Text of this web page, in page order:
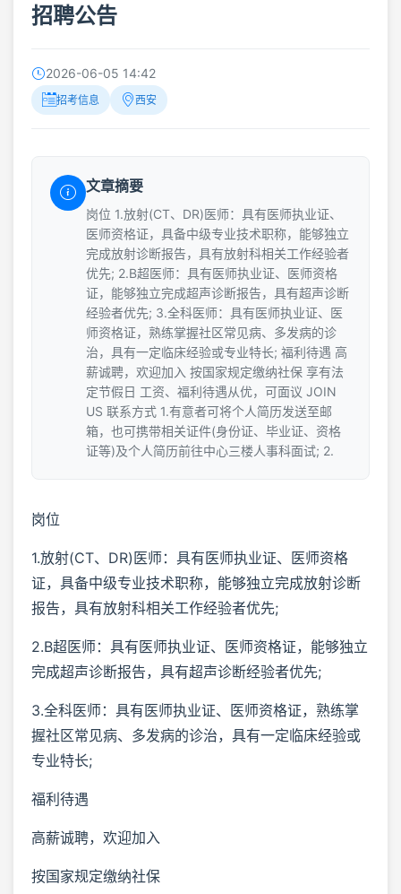
招聘公告
2026-06-05 14:42
招考信息 西安
文章摘要
岗位 1.放射(CT、DR)医师：具有医师执业证、
医师资格证，具备中级专业技术职称，能够独立
完成放射诊断报告，具有放射科相关工作经验者
优先; 2.B超医师：具有医师执业证、医师资格
证，能够独立完成超声诊断报告，具有超声诊断
经验者优先; 3.全科医师：具有医师执业证、医
师资格证，熟练掌握社区常见病、多发病的诊
治，具有一定临床经验或专业特长; 福利待遇 高
薪诚聘，欢迎加入 按国家规定缴纳社保 享有法
定节假日 工资、福利待遇从优，可面议 JOIN
US 联系方式 1.有意者可将个人简历发送至邮
箱，也可携带相关证件(身份证、毕业证、资格
证等)及个人简历前往中心三楼人事科面试; 2.
岗位
1.放射(CT、DR)医师：具有医师执业证、医师资格
证，具备中级专业技术职称，能够独立完成放射诊断
报告，具有放射科相关工作经验者优先;
2.B超医师：具有医师执业证、医师资格证，能够独立
完成超声诊断报告，具有超声诊断经验者优先;
3.全科医师：具有医师执业证、医师资格证，熟练掌
握社区常见病、多发病的诊治，具有一定临床经验或
专业特长;
福利待遇
高薪诚聘，欢迎加入
按国家规定缴纳社保